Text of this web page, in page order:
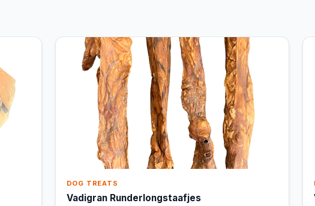
DOG TREATS
Vadigran Runderlongstaafjes